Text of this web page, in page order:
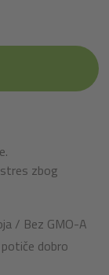
zbog
/ Bez GMO-A
dobro